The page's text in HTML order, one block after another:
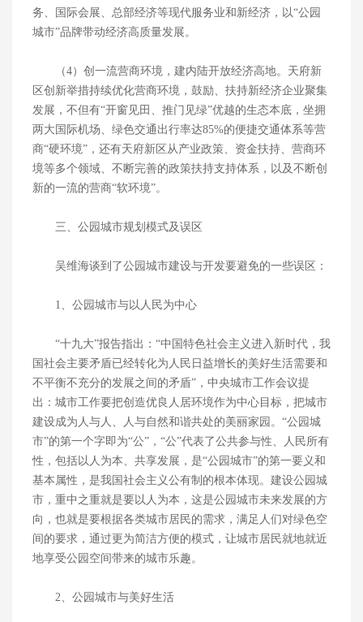
务、国际会展、总部经济等现代服务业和新经济，以“公园
城市”品牌带动经济高质量发展。
（4）创一流营商环境，建内陆开放经济高地。天府新
区创新举措持续优化营商环境，鼓励、扶持新经济企业聚集
发展，不但有“开窗见田、推门见绿”优越的生态本底，坐拥
两大国际机场、绿色交通出行率达85%的便捷交通体系等营
商“硬环境”，还有天府新区从产业政策、资金扶持、营商环
境等多个领域、不断完善的政策扶持支持体系，以及不断创
新的一流的营商“软环境”。
三、公园城市规划模式及误区
吴维海谈到了公园城市建设与开发要避免的一些误区：
1、公园城市与以人民为中心
“十九大”报告指出：“中国特色社会主义进入新时代，我
国社会主要矛盾已经转化为人民日益增长的美好生活需要和
不平衡不充分的发展之间的矛盾”，中央城市工作会议提
出：城市工作要把创造优良人居环境作为中心目标，把城市
建设成为人与人、人与自然和谐共处的美丽家园。“公园城
市”的第一个字即为“公”，“公”代表了公共参与性、人民所有
性，包括以人为本、共享发展，是“公园城市”的第一要义和
基本属性，是我国社会主义公有制的根本体现。建设公园城
市，重中之重就是要以人为本，这是公园城市未来发展的方
向，也就是要根据各类城市居民的需求，满足人们对绿色空
间的要求，通过更为简洁方便的模式，让城市居民就地就近
地享受公园空间带来的城市乐趣。
2、公园城市与美好生活